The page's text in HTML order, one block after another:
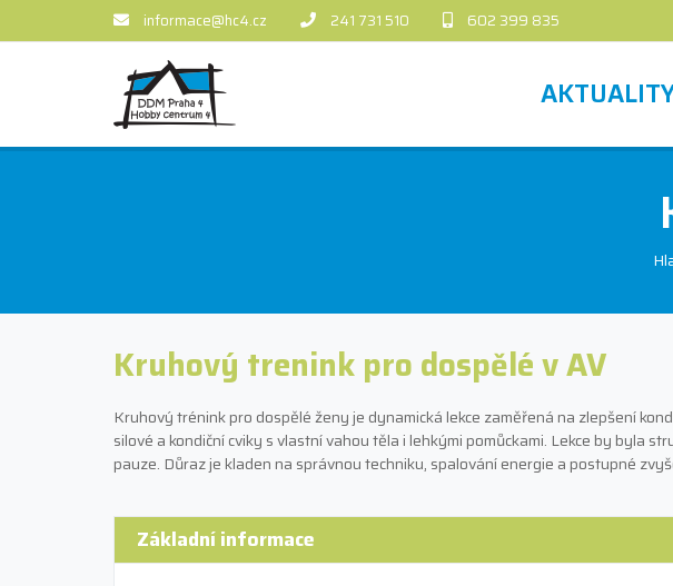
informace@hc4.cz 241 731 510 602 399 835
Kruhový trenink pro dospělé v AV
Kruhový trénink pro dospělé ženy je dynamická lekce zaměřená na zlepšení
silové a kondiční cviky s vlastní vahou těla i lehkými pomůckami. Lekce by byla
pauze. Důraz je kladen na správnou techniku, spalování energie a postupné
Základní informace